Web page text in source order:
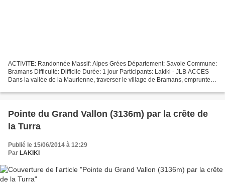
ACTIVITE: Randonnée Massif: Alpes Grées Département: Savoie Commune:
Bramans Difficulté: Difficile Durée: 1 jour Participants: Lakiki - JLB ACCES
Dans la vallée de la Maurienne, traverser le village de Bramans, emprunter
Pointe du Grand Vallon (3136m) par la crête de
la Turra
Publié le 15/06/2014 à 12:29
Par LAKIKI